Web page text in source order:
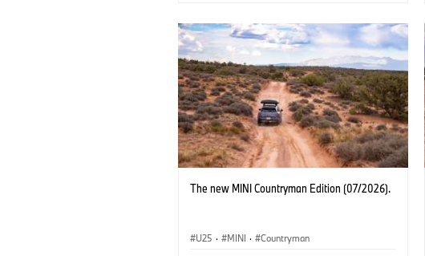
The new MINI Countryman Edition (07/2026).
U25 · MINI · Countryman